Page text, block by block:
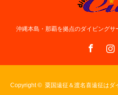
沖縄本島・那覇を拠点のダイビング
Copyright © 粟国遠征＆渡名喜遠征はダ